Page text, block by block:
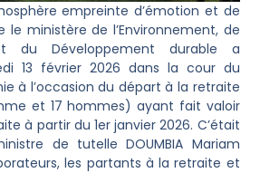
empreinte d’émotion et de
le ministère de l’Environnement, de
et du Développement durable a
13 février 2026 dans la cour du
à l’occasion du départ à la retraite
et 17 hommes) ayant fait valoir
à partir du 1er janvier 2026. C’était
de tutelle DOUMBIA Mariam
les partants à la retraite et